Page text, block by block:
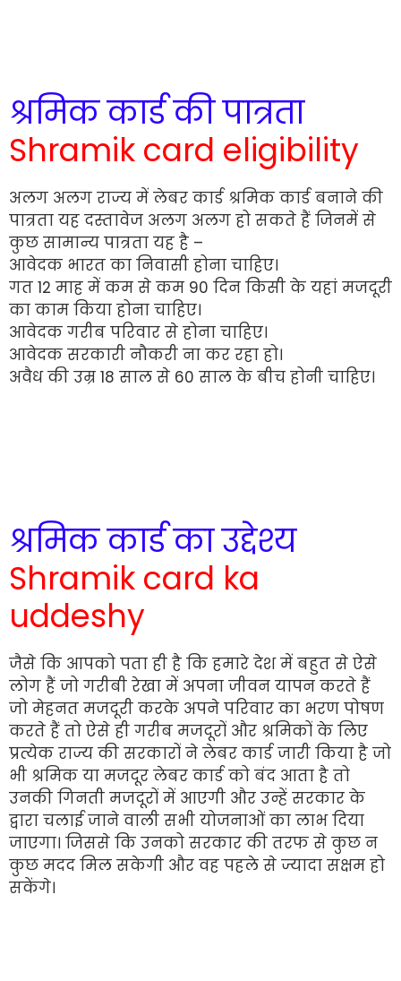
श्रमिक कार्ड की पात्रता
Shramik card eligibility
अलग अलग राज्य में लेबर कार्ड श्रमिक कार्ड बनाने की
पात्रता यह दस्तावेज अलग अलग हो सकते हैं जिनमें से
कुछ सामान्य पात्रता यह है –
आवेदक भारत का निवासी होना चाहिए।
गत 12 माह में कम से कम 90 दिन किसी के यहां मजदूरी
का काम किया होना चाहिए।
आवेदक गरीब परिवार से होना चाहिए।
आवेदक सरकारी नौकरी ना कर रहा हो।
अवैध की उम्र 18 साल से 60 साल के बीच होनी चाहिए।
श्रमिक कार्ड का उद्देश्य
Shramik card ka
uddeshy
जैसे कि आपको पता ही है कि हमारे देश में बहुत से ऐसे
लोग हैं जो गरीबी रेखा में अपना जीवन यापन करते हैं
जो मेहनत मजदूरी करके अपने परिवार का भरण पोषण
करते हैं तो ऐसे ही गरीब मजदूरों और श्रमिकों के लिए
प्रत्येक राज्य की सरकारों ने लेबर कार्ड जारी किया है जो
भी श्रमिक या मजदूर लेबर कार्ड को बंद आता है तो
उनकी गिनती मजदूरों में आएगी और उन्हें सरकार के
द्वारा चलाई जाने वाली सभी योजनाओं का लाभ दिया
जाएगा। जिससे कि उनको सरकार की तरफ से कुछ न
कुछ मदद मिल सकेगी और वह पहले से ज्यादा सक्षम हो
सकेंगे।